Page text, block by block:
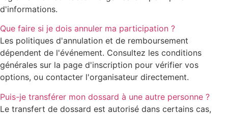
d'informations.
Que faire si je dois annuler ma participation ?
Les politiques d'annulation et de remboursement
dépendent de l'événement. Consultez les conditions
générales sur la page d'inscription pour vérifier vos
options, ou contacter l'organisateur directement.
Puis-je transférer mon dossard à une autre personne ?
Le transfert de dossard est autorisé dans certains cas,